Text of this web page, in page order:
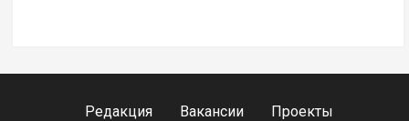
Редакция Вакансии
Проекты